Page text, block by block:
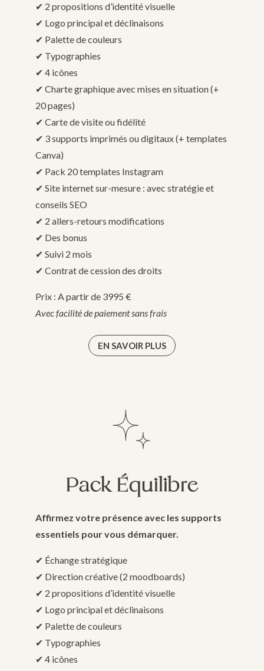
✔︎ 2 propositions d’identité visuelle
✔︎ Logo principal et déclinaisons
✔︎ Palette de couleurs
✔︎ Typographies
✔︎ 4 icônes
✔︎ Charte graphique avec mises en situation (+
20 pages)
✔︎ Carte de visite ou fidélité
✔︎ 3 supports imprimés ou digitaux (+ templates
Canva)
✔︎ Pack 20 templates Instagram
✔︎ Site internet sur-mesure : avec stratégie et
conseils SEO
✔︎ 2 allers-retours modifications
✔︎ Des bonus
✔︎ Suivi 2 mois
✔ Contrat de cession des droits
Prix : A partir de 3995 €
Avec facilité de paiement sans frais
EN SAVOIR PLUS
Pack Équilibre
Affirmez votre présence avec les supports
essentiels pour vous démarquer.
✔︎ Échange stratégique
✔︎ Direction créative (2 moodboards)
✔︎ 2 propositions d’identité visuelle
✔︎ Logo principal et déclinaisons
✔︎ Palette de couleurs
✔︎ Typographies
✔︎ 4 icônes